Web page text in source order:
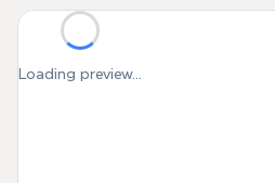
Loading preview...